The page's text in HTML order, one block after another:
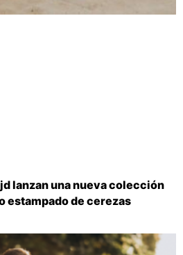
lanzan una nueva colección
estampado de cerezas